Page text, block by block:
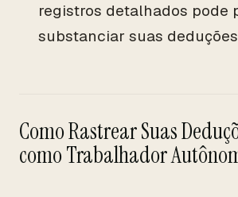
registros detalhados pode
substanciar suas
Como Rastrear Suas
como Trabalhador